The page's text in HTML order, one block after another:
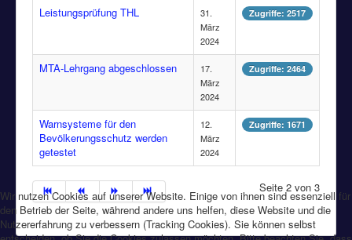
Leistungsprüfung THL
31.
März
2024
Zugriffe: 2517
MTA-Lehrgang abgeschlossen
17.
März
2024
Zugriffe: 2464
Warnsysteme für den
Bevölkerungsschutz werden
getestet
12.
März
2024
Zugriffe: 1671
Seite 2 von 3
Wir nutzen Cookies auf unserer Website. Einige von ihnen sind essenziell für
den Betrieb der Seite, während andere uns helfen, diese Website und die
Nutzererfahrung zu verbessern (Tracking Cookies). Sie können selbst